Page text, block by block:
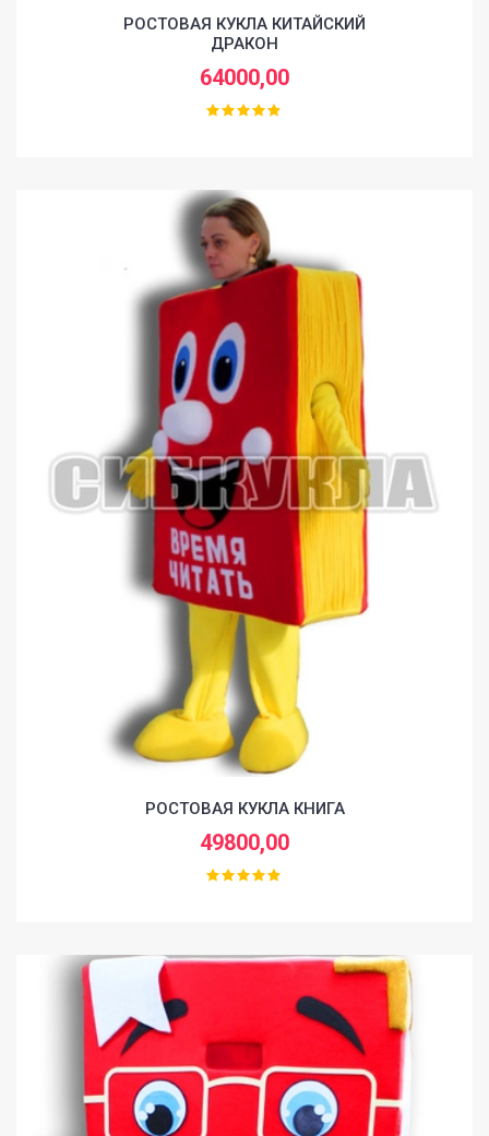
РОСТОВАЯ КУКЛА КИТАЙСКИЙ
ДРАКОН
64000,00
РОСТОВАЯ КУКЛА КНИГА
49800,00